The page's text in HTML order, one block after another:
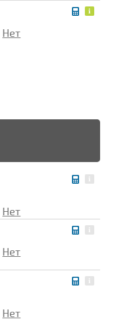
Нет
Нет
Нет
Нет